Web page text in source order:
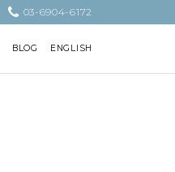
03-6904-6172
BLOG ENGLISH